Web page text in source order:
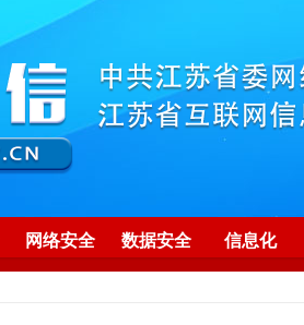
网络安全 数据安全 信息化